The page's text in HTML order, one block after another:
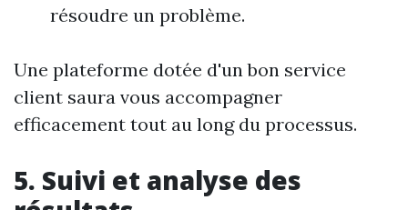
résoudre un problème.
Une plateforme dotée d'un bon service
client saura vous accompagner
efficacement tout au long du processus.
5. Suivi et analyse des